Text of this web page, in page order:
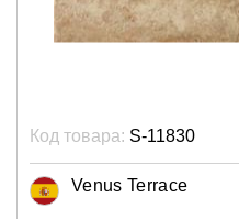
Код товара: S-11830
Venus Terrace